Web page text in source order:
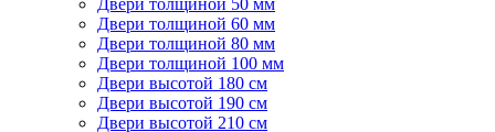
Двери толщиной 50 мм
Двери толщиной 60 мм
Двери толщиной 80 мм
Двери толщиной 100 мм
Двери высотой 180 см
Двери высотой 190 см
Двери высотой 210 см